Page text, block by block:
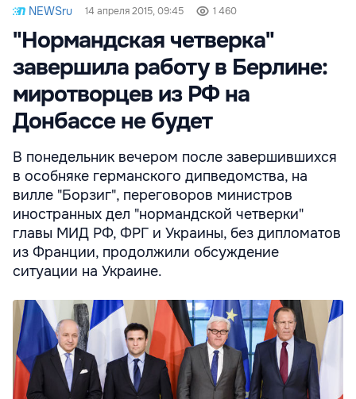
NEWSru 14 апреля 2015, 09:45 1 460
"Нормандская четверка"
завершила работу в Берлине:
миротворцев из РФ на
Донбассе не будет
В понедельник вечером после завершившихся
в особняке германского дипведомства, на
вилле "Борзиг", переговоров министров
иностранных дел "нормандской четверки"
главы МИД РФ, ФРГ и Украины, без дипломатов
из Франции, продолжили обсуждение
ситуации на Украине.